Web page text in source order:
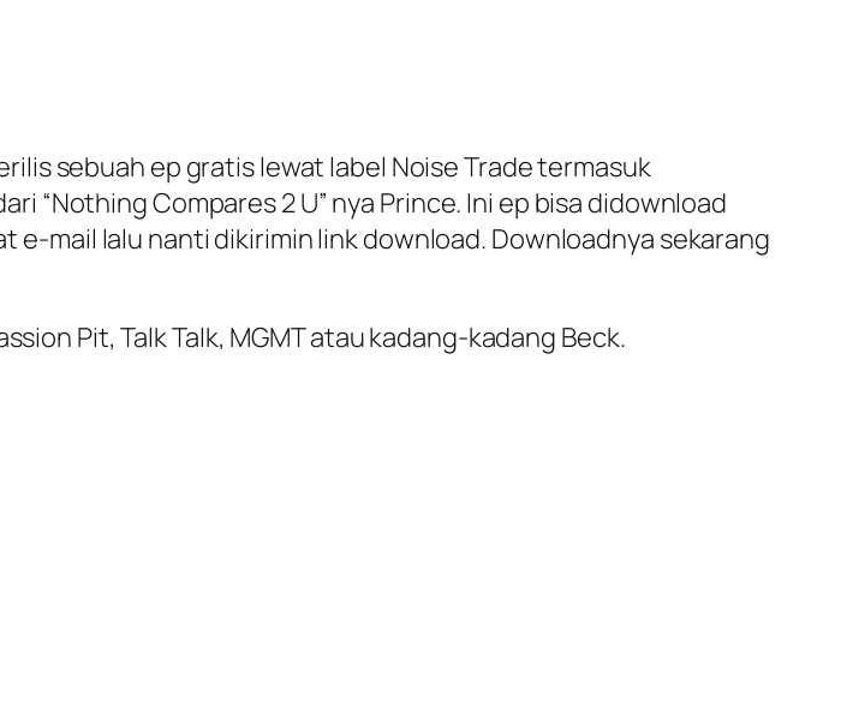
sebuah ep gratis lewat label Noise Trade termasuk
“Nothing Compares 2 U” nya Prince. Ini ep bisa didownload
mail lalu nanti dikirimin link download. Downloadnya sekarang
Pit, Talk Talk, MGMT atau kadang-kadang Beck.